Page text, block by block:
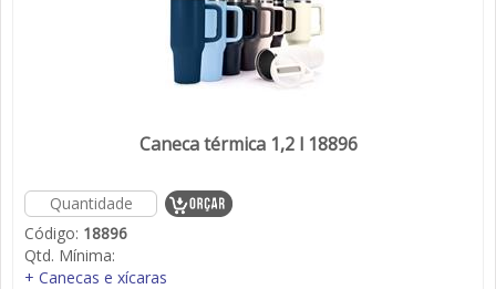
Caneca térmica 1,2 l 18896
Código: 18896
Qtd. Mínima:
+ Canecas e xícaras